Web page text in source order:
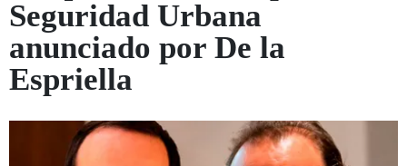
Seguridad Urbana
anunciado por De la
Espriella